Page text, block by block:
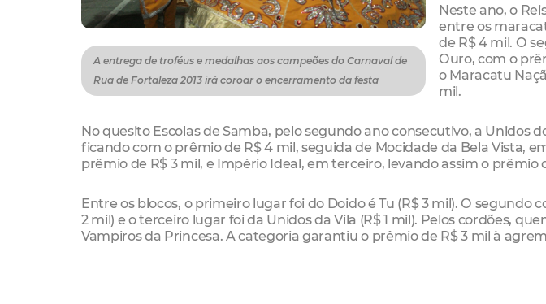
A entrega de troféus e medalhas aos campeões do Carnaval de
Rua de Fortaleza 2013 irá coroar o encerramento da festa
Neste ano, o
entre os
de R$ 4 mil. O
Ouro, com o
o Maracatu
mil.
No quesito Escolas de Samba, pelo segundo ano consecutivo, a Unidos
ficando com o prêmio de R$ 4 mil, seguida de Mocidade da Bela Vista,
prêmio de R$ 3 mil, e Império Ideal, em terceiro, levando assim o prêmio
Entre os blocos, o primeiro lugar foi do Doido é Tu (R$ 3 mil). O segundo
2 mil) e o terceiro lugar foi da Unidos da Vila (R$ 1 mil). Pelos cordões,
Vampiros da Princesa. A categoria garantiu o prêmio de R$ 3 mil à